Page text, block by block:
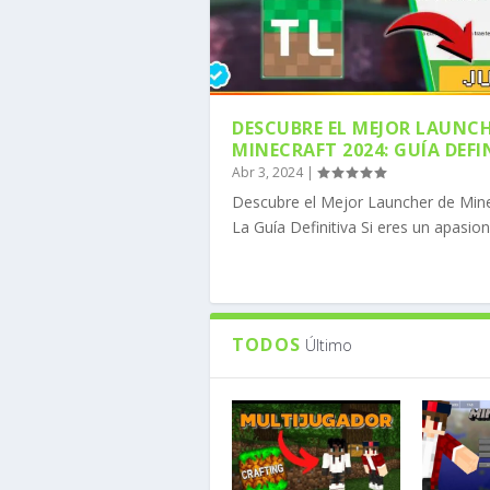
COMO DESCARGAR
MineComunidad
COMO DESCARGAR
MineComunidad
CÓMO INSTALAR
MineComunidad
CÓMO DESCARGAR
MineComunidad
CÓMO DESCARGAR
MineComunidad
DESCUBRE EL MEJOR
MINECRAFT 2024: GUÍA
Abr 3, 2024|
Descubre el Mejor Launcher de
La Guía Definitiva Si eres un
TODOS Último